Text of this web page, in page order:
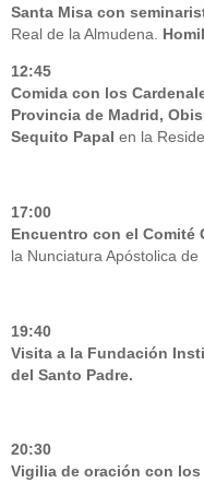
Santa Misa con
Real de la Almudena.
12:45
Comida con los
Provincia de Madrid,
Sequito Papal en la
17:00
Encuentro con el Comité
la Nunciatura Apóstolica de
19:40
Visita a la Fundación
del Santo Padre.
20:30
Vigilia de oración con los